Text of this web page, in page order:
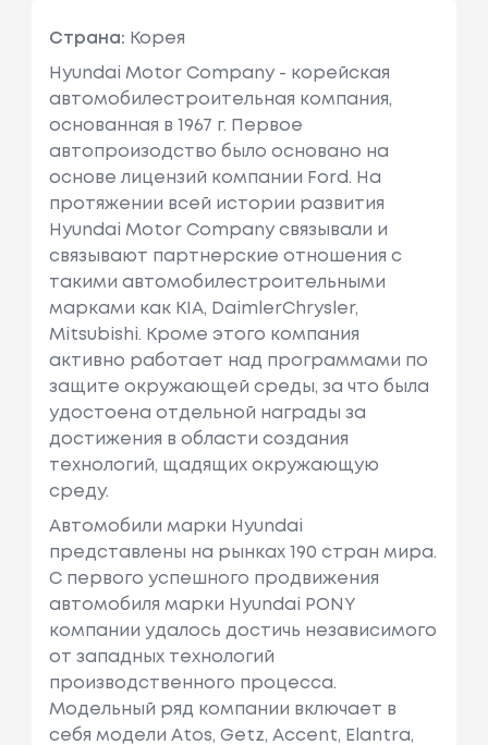
Страна: Корея
Hyundai Motor Company - корейская
автомобилестроительная компания,
основанная в 1967 г. Первое
автопроизодство было основано на
основе лицензий компании Ford. На
протяжении всей истории развития
Hyundai Motor Company связывали и
связывают партнерские отношения с
такими автомобилестроительными
марками как KIA, DaimlerChrysler,
Mitsubishi. Кроме этого компания
активно работает над программами по
защите окружающей среды, за что была
удостоена отдельной награды за
достижения в области создания
технологий, щадящих окружающую
среду.
Автомобили марки Hyundai
представлены на рынках 190 стран мира.
C первого успешного продвижения
автомобиля марки Hyundai PONY
компании удалось достичь независимого
от западных технологий
производственного процесса.
Модельный ряд компании включает в
себя модели Atos, Getz, Accent, Elantra,